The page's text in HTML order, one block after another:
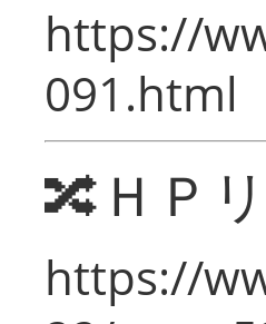
https://
091.html
🔀ＨＰ
https://